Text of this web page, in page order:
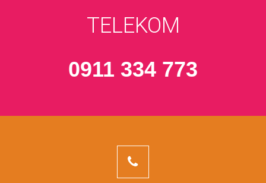
TELEKOM
0911 334 773